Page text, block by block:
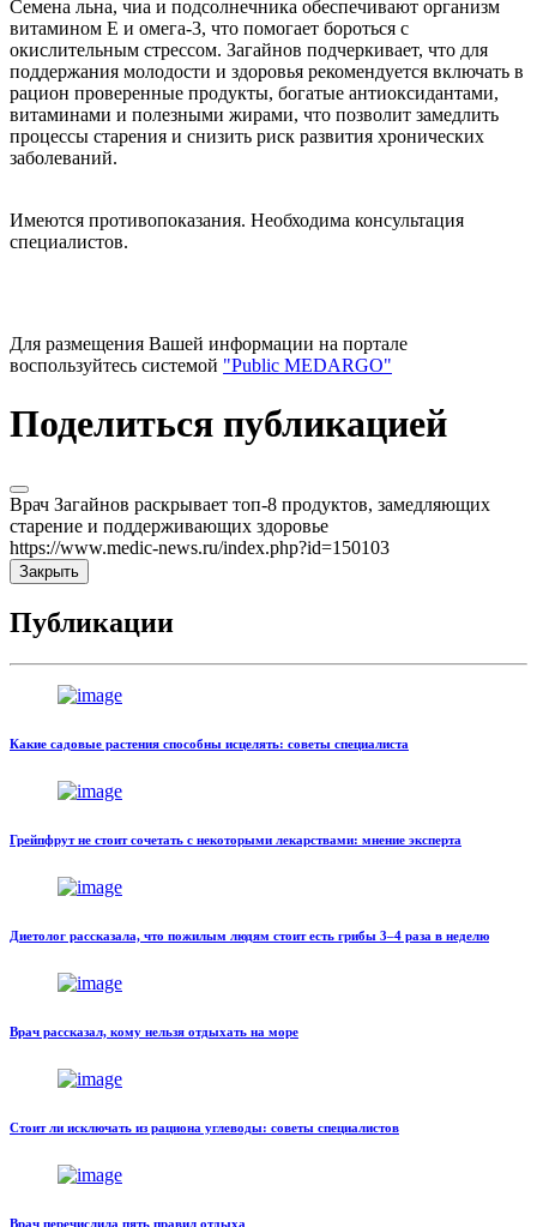
Семена льна, чиа и подсолнечника обеспечивают организм
витамином Е и омега-3, что помогает бороться с
окислительным стрессом. Загайнов подчеркивает, что для
поддержания молодости и здоровья рекомендуется включать в
рацион проверенные продукты, богатые антиоксидантами,
витаминами и полезными жирами, что позволит замедлить
процессы старения и снизить риск развития хронических
заболеваний.
Имеются противопоказания. Необходима консультация
специалистов.
Для размещения Вашей информации на портале
воспользуйтесь системой "Public MEDARGO"
Поделиться публикацией
Врач Загайнов раскрывает топ-8 продуктов, замедляющих
старение и поддерживающих здоровье
https://www.medic-news.ru/index.php?id=150103
Закрыть
Публикации
Какие садовые растения способны исцелять: советы специалиста
Грейпфрут не стоит сочетать с некоторыми лекарствами: мнение эксперта
Диетолог рассказала, что пожилым людям стоит есть грибы 3–4 раза в неделю
Врач рассказал, кому нельзя отдыхать на море
Стоит ли исключать из рациона углеводы: советы специалистов
Врач перечислила пять правил отдыха